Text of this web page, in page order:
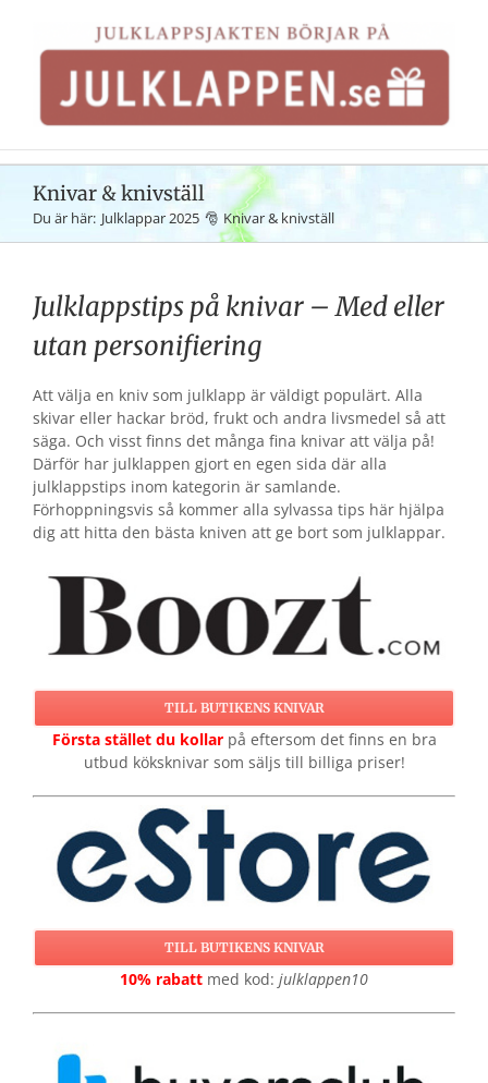
innehållet
Knivar & knivställ
Du är här: Julklappar 2025 Knivar & knivställ
Julklappstips på knivar – Med eller
utan personifiering
Att välja en kniv som julklapp är väldigt populärt. Alla
skivar eller hackar bröd, frukt och andra livsmedel så att
säga. Och visst finns det många fina knivar att välja på!
Därför har julklappen gjort en egen sida där alla
julklappstips inom kategorin är samlande.
Förhoppningsvis så kommer alla sylvassa tips här hjälpa
dig att hitta den bästa kniven att ge bort som julklappar.
TILL BUTIKENS KNIVAR
Första stället du kollarpå eftersom det finns en bra
utbud köksknivar som säljs till billiga priser!
TILL BUTIKENS KNIVAR
10% rabatt med kod: julklappen10